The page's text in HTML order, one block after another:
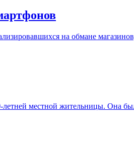
на обмане
летней местной жительницы. Она